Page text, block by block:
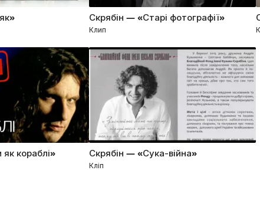
Скрябін — «Старі фотографії»
Клип
кораблі» Скрябін — «Сука-війна»
Кліп